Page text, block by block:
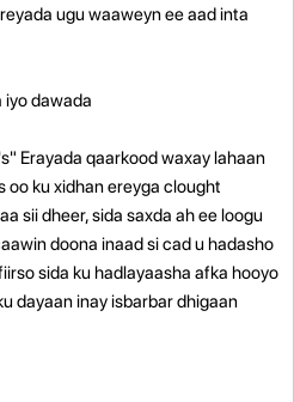
ugu waaweyn ee aad inta
iyo dawada
Erayada qaarkood waxay lahaan
oo ku xidhan ereyga clought
sii dheer, sida saxda ah ee loogu
doona inaad si cad u hadasho
sida ku hadlayaasha afka hooyo
dayaan inay isbarbar dhigaan